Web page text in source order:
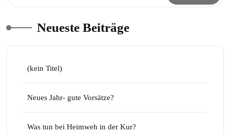
Neueste Beiträge
(kein Titel)
Neues Jahr- gute Vorsätze?
Was tun bei Heimweh in der Kur?